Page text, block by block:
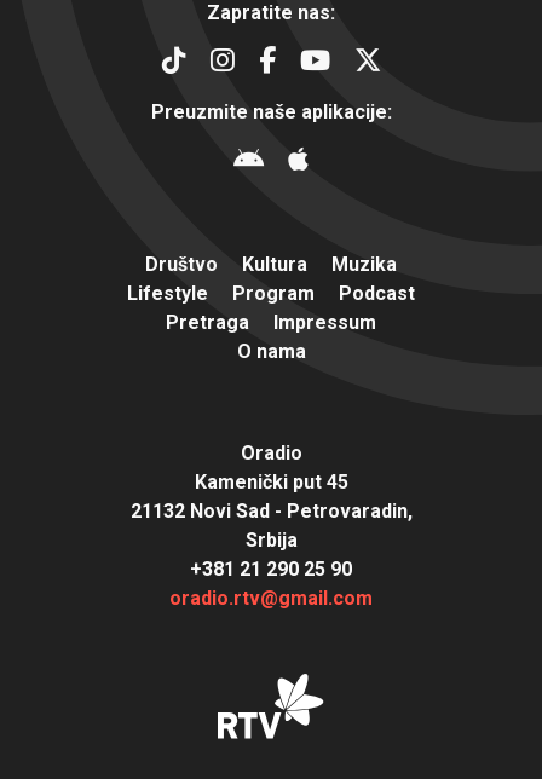
Zapratite nas:
Preuzmite naše aplikacije:
Društvo Kultura
Muzika
Lifestyle
Program
Podcast
Pretraga
Impressum
O nama
Oradio
Kamenički put 45
21132 Novi Sad - Petrovaradin,
Srbija
+381 21 290 25 90
oradio.rtv@gmail.com